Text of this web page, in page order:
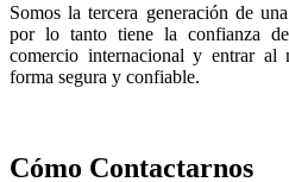
Somos la tercera generación de
por lo tanto tiene la confianza
comercio internacional y entrar al
forma segura y confiable.
Cómo Contactarnos